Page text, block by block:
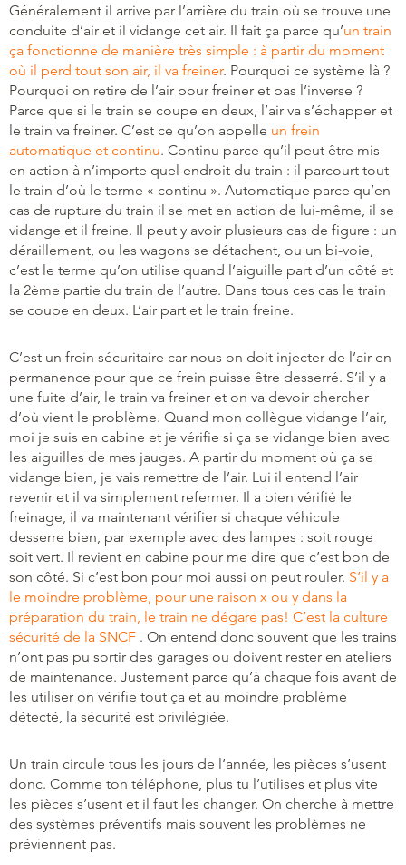
Généralement il arrive par l’arrière du train où se trouve une
conduite d’air et il vidange cet air. Il fait ça parce qu’un train
ça fonctionne de manière très simple : à partir du moment
où il perd tout son air, il va freiner. Pourquoi ce système là ?
Pourquoi on retire de l’air pour freiner et pas l’inverse ?
Parce que si le train se coupe en deux, l’air va s’échapper et
le train va freiner. C’est ce qu’on appelle un frein
automatique et continu. Continu parce qu’il peut être mis
en action à n’importe quel endroit du train : il parcourt tout
le train d’où le terme « continu ». Automatique parce qu’en
cas de rupture du train il se met en action de lui-même, il se
vidange et il freine. Il peut y avoir plusieurs cas de figure : un
déraillement, ou les wagons se détachent, ou un bi-voie,
c’est le terme qu’on utilise quand l’aiguille part d’un côté et
la 2ème partie du train de l’autre. Dans tous ces cas le train
se coupe en deux. L’air part et le train freine.
C’est un frein sécuritaire car nous on doit injecter de l’air en
permanence pour que ce frein puisse être desserré. S’il y a
une fuite d’air, le train va freiner et on va devoir chercher
d’où vient le problème. Quand mon collègue vidange l’air,
moi je suis en cabine et je vérifie si ça se vidange bien avec
les aiguilles de mes jauges. A partir du moment où ça se
vidange bien, je vais remettre de l’air. Lui il entend l’air
revenir et il va simplement refermer. Il a bien vérifié le
freinage, il va maintenant vérifier si chaque véhicule
desserre bien, par exemple avec des lampes : soit rouge
soit vert. Il revient en cabine pour me dire que c’est bon de
son côté. Si c’est bon pour moi aussi on peut rouler. S’il y a
le moindre problème, pour une raison x ou y dans la
préparation du train, le train ne dégare pas! C’est la culture
sécurité de la SNCF . On entend donc souvent que les trains
n’ont pas pu sortir des garages ou doivent rester en ateliers
de maintenance. Justement parce qu’à chaque fois avant de
les utiliser on vérifie tout ça et au moindre problème
détecté, la sécurité est privilégiée.
Un train circule tous les jours de l’année, les pièces s’usent
donc. Comme ton téléphone, plus tu l’utilises et plus vite
les pièces s’usent et il faut les changer. On cherche à mettre
des systèmes préventifs mais souvent les problèmes ne
préviennent pas.